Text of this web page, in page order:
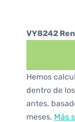
VY8242
Hemos
dentro de
antes,
meses. Más